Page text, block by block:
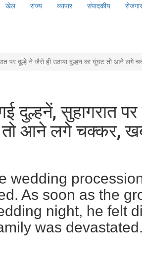
खेल राज्य व्यापार संपादकीय रोजगार
पर दूल्हे ने जैसे ही उठाया दुल्हन का घूंघट तो आने लगे
सुहागरात पर
तो आने लगे चक्कर,
wedding
As soon as the
night, he felt
was devastated.